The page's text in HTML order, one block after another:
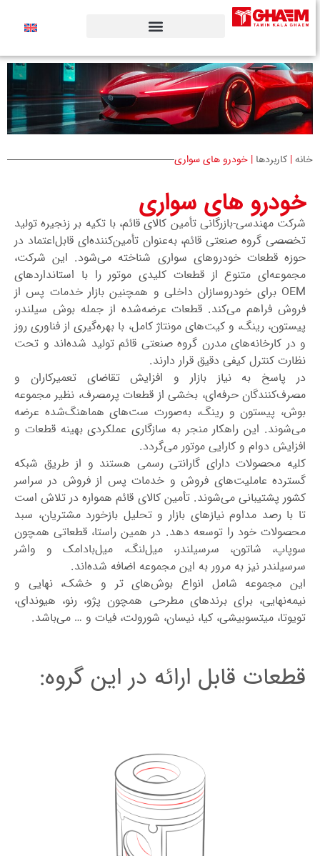
خانه|کاربردها|خودرو های سواری
خودرو های سواری
شرکت مهندسی‌-بازرگانی تأمین کالای قائم، با تکیه بر زنجیره تولید
تخصصی گروه صنعتی قائم، به‌عنوان تأمین‌کننده‌ای قابل‌اعتماد در
حوزه قطعات خودروهای سواری شناخته می‌شود. این شرکت،
مجموعه‌ای متنوع از قطعات کلیدی موتور را با استانداردهای
OEM برای خودروسازان داخلی و همچنین بازار خدمات پس از
فروش فراهم می‌کند. قطعات عرضه‌شده از جمله بوش سیلندر،
پیستون، رینگ، و کیت‌های مونتاژ کامل، با بهره‌گیری از فناوری روز
و در کارخانه‌های مدرن گروه صنعتی قائم تولید شده‌اند و تحت
نظارت کنترل کیفی دقیق قرار دارند.
در پاسخ به نیاز بازار و افزایش تقاضای تعمیرکاران و
مصرف‌کنندگان حرفه‌ای، بخشی از قطعات پرمصرف، نظیر مجموعه
بوش، پیستون و رینگ، به‌صورت ست‌های هماهنگ‌شده عرضه
می‌شوند. این راهکار منجر به سازگاری عملکردی بهینه قطعات و
افزایش دوام و کارایی موتور می‌گردد.
کلیه محصولات دارای گارانتی رسمی هستند و از طریق شبکه
گسترده عاملیت‌های فروش و خدمات پس از فروش در سراسر
کشور پشتیبانی می‌شوند. تأمین کالای قائم همواره در تلاش است
تا با رصد مداوم نیازهای بازار و تحلیل بازخورد مشتریان، سبد
محصولات خود را توسعه دهد. در همین راستا، قطعاتی همچون
سوپاپ، شاتون، سرسیلندر، میل‌لنگ، میل‌بادامک و واشر
سرسیلندر نیز به مرور به این مجموعه اضافه شده‌اند.
این مجموعه شامل انواع بوش‌های تر و خشک، نهایی و
نیمه‌نهایی، برای برندهای مطرحی همچون پژو، رنو، هیوندای،
تویوتا، میتسوبیشی، کیا، نیسان، شورولت، فیات و … می‌باشد.
قطعات قابل ارائه در این گروه: